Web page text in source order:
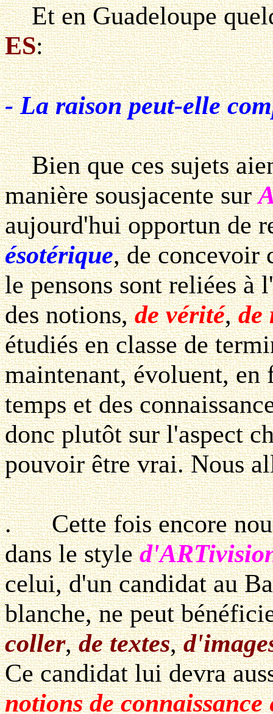
Et en Guadeloupe
ES:
- La raison peut-elle
Bien que ces sujets
manière sousjacente sur
aujourd'hui opportun de
ésotérique, de concevoir
le pensons sont reliées
des notions,de vérité,de
étudiés en classe de
maintenant, évoluent,
temps et des
donc plutôt sur l'aspect
pouvoir être vrai. Nous
. Cette fois encore
dans le style
celui, d'un candidat au
blanche, ne peut
coller,de textes,
Ce candidat lui devra
notions de connaissance